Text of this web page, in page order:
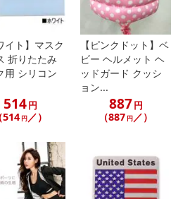
よりお届けする商品は、ご利用いた
とを目的としており、転売等は固く
認された場合は、サービス利用を停
発送完了後、
示されない場合もございます。予
イト】マスク
折りたたみ
用 シリコン
514円
（514 円／）
【ピンクドット】ベ
ビー ヘルメット ヘ
ッドガード クッシ
ョン...
887円
（887 円／）